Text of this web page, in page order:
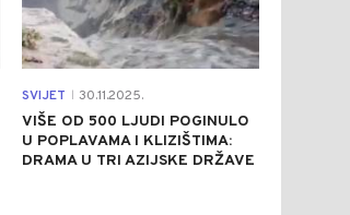
SVIJET 30.11.2025.
VIŠE OD 500 LJUDI POGINULO
U POPLAVAMA I KLIZIŠTIMA:
DRAMA U TRI AZIJSKE DRŽAVE